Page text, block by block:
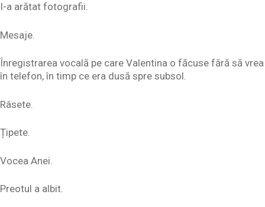
I-a arătat fotografii.
Mesaje.
Înregistrarea vocală pe care Valentina o făcuse fără să vrea
în telefon, în timp ce era dusă spre subsol.
Râsete.
Țipete.
Vocea Anei.
Preotul a albit.